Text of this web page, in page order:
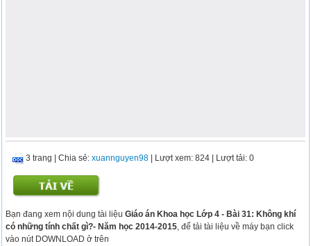
3 trang |Chia sẻ:xuannguyen98 | Lượt xem: 824 | Lượt tải: 0
Bạn đang xem nội dung tài liệuGiáo án Khoa học Lớp 4 - Bài 31: Không khí
có những tính chất gì?- Năm học 2014-2015 , để tải tài liệu về máy bạn click
vào nút DOWNLOAD ở trên